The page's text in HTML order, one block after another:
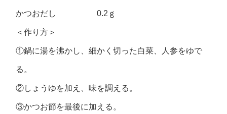
かつおだし 0.2ｇ
＜作り方＞
①鍋に湯を沸かし、細かく切った白菜、人参をゆで
る。
②しょうゆを加え、味を調える。
③かつお節を最後に加える。